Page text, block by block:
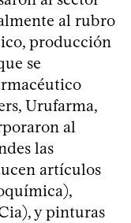
al rubro
producción
se
Urufarma,
al
las
artículos
y pinturas